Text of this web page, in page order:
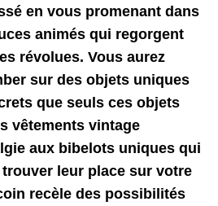
en vous promenant dans
animés qui regorgent
révolues. Vous aurez
sur des objets uniques
que seuls ces objets
vêtements vintage
aux bibelots uniques qui
leur place sur votre
recèle des possibilités